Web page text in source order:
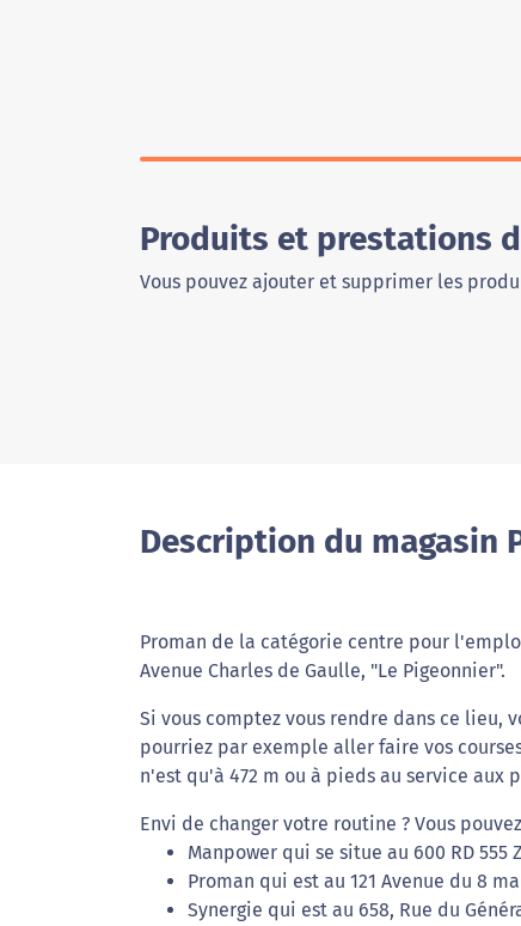
Produits et prestations
Vous pouvez ajouter et supprimer les
Description du magasin
Proman de la catégorie centre pour
Avenue Charles de Gaulle, "Le Pigeonnier".
Si vous comptez vous rendre dans ce lieu,
pourriez par exemple aller faire vos
n'est qu'à 472 m ou à pieds au service aux
Envi de changer votre routine ? Vous
Manpower qui se situe au 600 RD 555
Proman qui est au 121 Avenue du 8
Synergie qui est au 658, Rue du